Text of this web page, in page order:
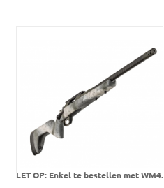
LET OP: Enkel te bestellen met WM4.